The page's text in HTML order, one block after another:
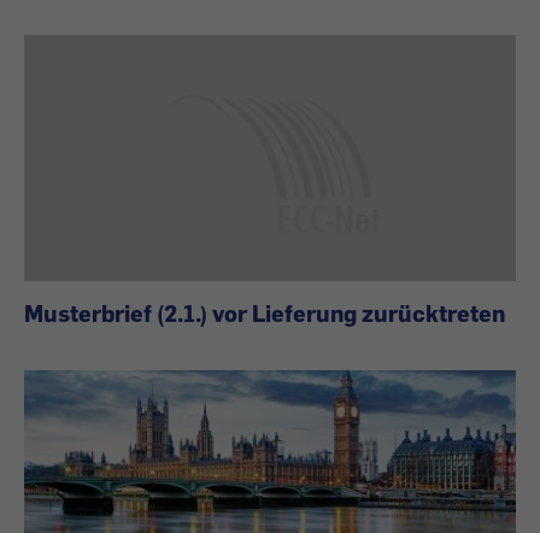
Musterbrief (2.1.) vor Lieferung zurücktreten